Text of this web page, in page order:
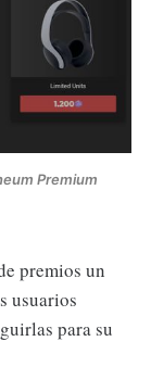
Premium
premios un
usuarios
para su